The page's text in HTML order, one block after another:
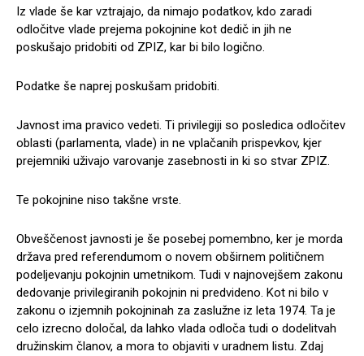
Iz vlade še kar vztrajajo, da nimajo podatkov, kdo zaradi
odločitve vlade prejema pokojnine kot dedič in jih ne
poskušajo pridobiti od ZPIZ, kar bi bilo logično.
Podatke še naprej poskušam pridobiti.
Javnost ima pravico vedeti. Ti privilegiji so posledica odločitev
oblasti (parlamenta, vlade) in ne vplačanih prispevkov, kjer
prejemniki uživajo varovanje zasebnosti in ki so stvar ZPIZ.
Te pokojnine niso takšne vrste.
Obveščenost javnosti je še posebej pomembno, ker je morda
država pred referendumom o novem obširnem političnem
podeljevanju pokojnin umetnikom. Tudi v najnovejšem zakonu
dedovanje privilegiranih pokojnin ni predvideno. Kot ni bilo v
zakonu o izjemnih pokojninah za zaslužne iz leta 1974. Ta je
celo izrecno določal, da lahko vlada odloča tudi o dodelitvah
družinskim članov, a mora to objaviti v uradnem listu. Zdaj